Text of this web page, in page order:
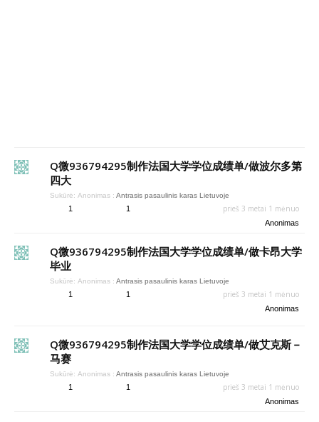
Q微936794295制作法国大学学位成绩单/做波尔多第
四大
Sukūrė: Anonimas : Antrasis pasaulinis karas Lietuvoje
1 1 prieš 3 metai 1 mėnuo
Anonimas
Q微936794295制作法国大学学位成绩单/做卡昂大学
毕业
Sukūrė: Anonimas : Antrasis pasaulinis karas Lietuvoje
1 1 prieš 3 metai 1 mėnuo
Anonimas
Q微936794295制作法国大学学位成绩单/做艾克斯－
马赛
Sukūrė: Anonimas : Antrasis pasaulinis karas Lietuvoje
1 1 prieš 3 metai 1 mėnuo
Anonimas